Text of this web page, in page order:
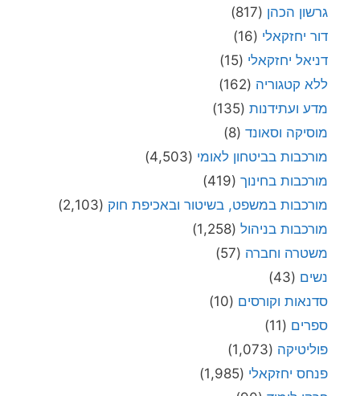
גרשון הכהן (817)
דור יחזקאלי (16)
דניאל יחזקאלי (15)
ללא קטגוריה (162)
מדע ועתידנות (135)
מוסיקה וסאונד (8)
מורכבות בביטחון לאומי (4,503)
מורכבות בחינוך (419)
מורכבות במשפט, בשיטור ובאכיפת חוק (2,103)
מורכבות בניהול (1,258)
משטרה וחברה (57)
נשים (43)
סדנאות וקורסים (10)
ספרים (11)
פוליטיקה (1,073)
פנחס יחזקאלי (1,985)